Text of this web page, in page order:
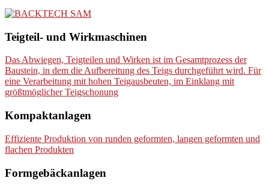
BACKTECH SAM
Systeme, Anlagen und Maschinen der Bäckereitechnik
Teigteil- und Wirkmaschinen
Das Abwiegen, Teigteilen und Wirken ist im Gesamtprozess der
Baustein, in dem die Aufbereitung des Teigs durchgeführt wird. Für
eine Verarbeitung mit hohen Teigausbeuten, im Einklang mit
größtmöglicher Teigschonung
Kompaktanlagen
Effiziente Produktion von runden geformten, langen geformten und
flachen Produkten
Formgebäckanlagen